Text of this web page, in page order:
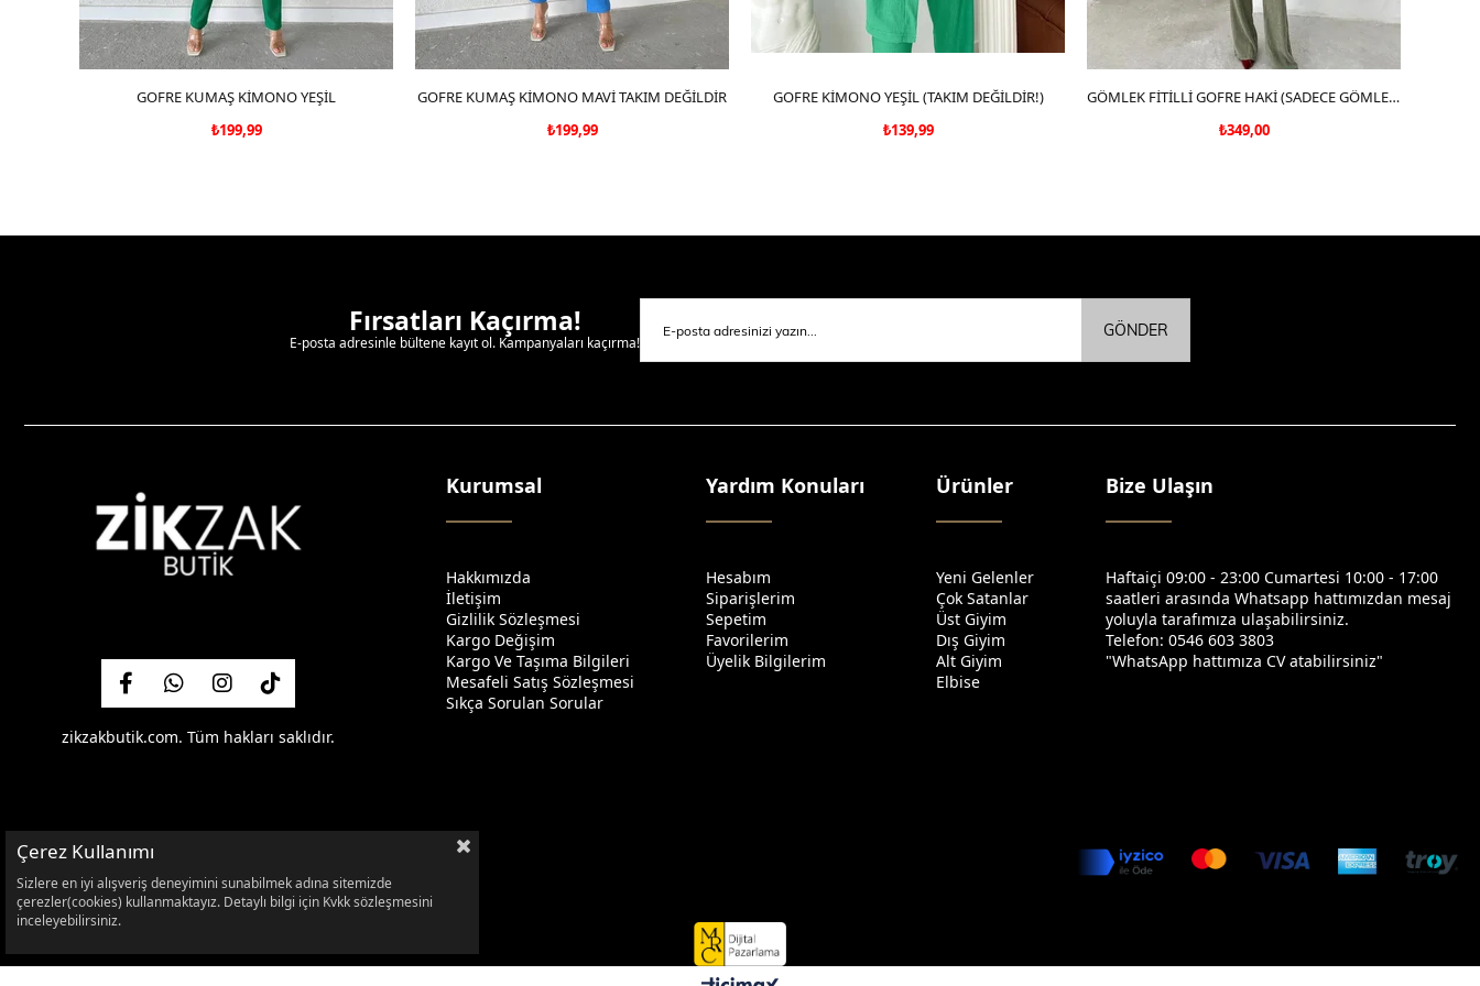
SEPETE EKLE
GOFRE KUMAŞ KİMONO YEŞİL
₺199,99
SEPETE EKLE
GOFRE KUMAŞ KİMONO MAVİ TAKIM DEĞİLDİR
₺199,99
SEPETE EKLE
GOFRE KİMONO YEŞİL (TAKIM DEĞİLDİR!)
₺139,99
SEPETE EKLE
GÖMLEK FİTİLLİ GOFRE HAKİ (SADECE GÖMLEK)
₺349,00
Fırsatları Kaçırma!
E-posta adresinle bültene kayıt ol. Kampanyaları kaçırma!
GÖNDER
zikzakbutik.com. Tüm hakları saklıdır.
Kurumsal
Hakkımızda
İletişim
Gizlilik Sözleşmesi
Kargo Değişim
Kargo Ve Taşıma Bilgileri
Mesafeli Satış Sözleşmesi
Sıkça Sorulan Sorular
Yardım Konuları
Hesabım
Siparişlerim
Sepetim
Favorilerim
Üyelik Bilgilerim
Ürünler
Yeni Gelenler
Çok Satanlar
Üst Giyim
Dış Giyim
Alt Giyim
Elbise
Bize Ulaşın
Haftaiçi 09:00 - 23:00 Cumartesi 10:00 - 17:00
saatleri arasında Whatsapp hattımızdan mesaj
yoluyla tarafımıza ulaşabilirsiniz.
Telefon: 0546 603 3803
"WhatsApp hattımıza CV atabilirsiniz"
Çerez Kullanımı
Sizlere en iyi alışveriş deneyimini sunabilmek adına sitemizde
çerezler(cookies) kullanmaktayız. Detaylı bilgi için Kvkk sözleşmesini
inceleyebilirsiniz.